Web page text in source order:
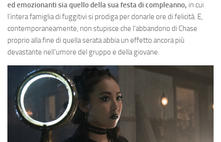
ed emozionanti sia quello della sua festa di compleanno, in cui
l’intera famiglia di fuggitivi si prodiga per donarle ore di felicità. E,
contemporaneamente, non stupisce che l’abbandono di Chase
proprio alla fine di quella serata abbia un effetto ancora più
devastante nell’umore del gruppo e della giovane.